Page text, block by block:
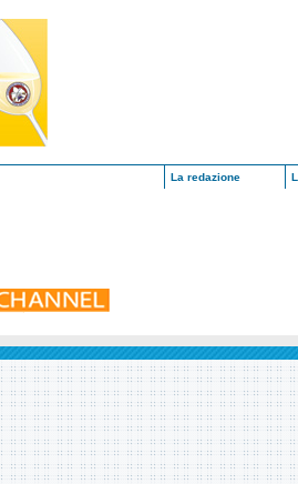
La redazione